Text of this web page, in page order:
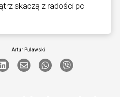
skaczą z radości po
Artur Pulawski